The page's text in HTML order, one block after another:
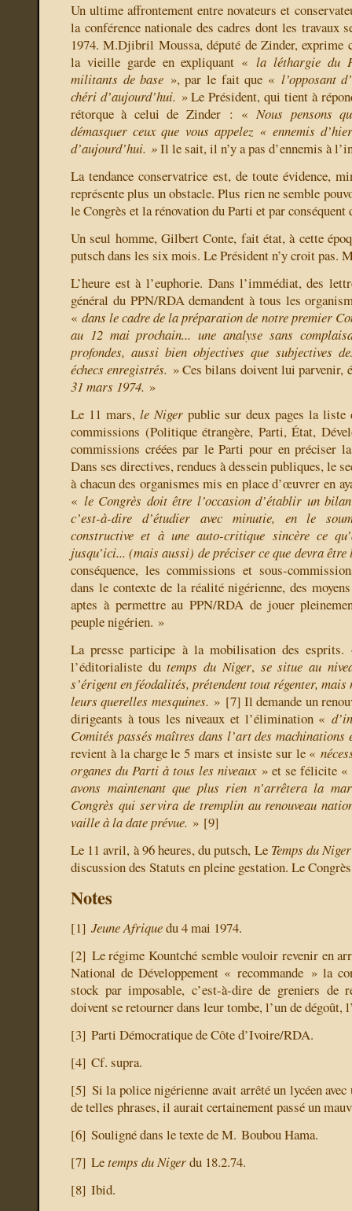
Un ultime affrontement entre novateurs et
la conférence nationale des cadres dont les travaux
1974. M.Djibril Moussa, député de Zinder, exprime
la vieille garde en expliquant « la léthargie du
militants de base », par le fait que « l’opposant
chéri d’aujourd’hui. » Le Président, qui tient à
rétorque à celui de Zinder : «Nous pensons
démasquer ceux que vous appelez « ennemis
d’aujourd’hui. »Il le sait, il n’y a pas d’ennemis à
La tendance conservatrice est, de toute évidence,
représente plus un obstacle. Plus rien ne semble
le Congrès et la rénovation du Parti et par conséquent
Un seul homme, Gilbert Conte, fait état, à cette
putsch dans les six mois. Le Président n’y croit pas.
L’heure est à l’euphorie. Dans l’immédiat, des
général du PPN/RDA demandent à tous les
«dans le cadre de la préparation de notre premier
au 12 mai prochain... une analyse sans
profondes, aussi bien objectives que subjectives
échecs enregistrés. » Ces bilans doivent lui
31 mars 1974. »
Le 11 mars, le Niger publie sur deux pages la liste
commissions (Politique étrangère, Parti, État,
commissions créées par le Parti pour en préciser
Dans ses directives, rendues à dessein publiques, le
à chacun des organismes mis en place d’œuvrer en
« le Congrès doit être l’occasion d’établir un
c’est-à-dire d’étudier avec minutie, en le
constructive et à une auto-critique sincère ce
jusqu’ici... (mais aussi) de préciser ce que devra
conséquence, les commissions et sous-
dans le contexte de la réalité nigérienne, des
aptes à permettre au PPN/RDA de jouer
peuple nigérien. »
La presse participe à la mobilisation des
l’éditorialiste dutemps du Niger, se situe au
s’érigent en féodalités, prétendent tout régenter, mais
leurs querelles mesquines. » [7] Il demande un
dirigeants à tous les niveaux et l’élimination «
Comités passés maîtres dans l’art des machinations
revient à la charge le 5 mars et insiste sur le «
organes du Parti à tous les niveaux» et se félicite «
avons maintenant que plus rien n’arrêtera la
Congrès qui servira de tremplin au renouveau
vaille à la date prévue. » [9]
Le 11 avril, à 96 heures, du putsch, Le Temps du Niger
discussion des Statuts en pleine gestation. Le
Notes
[1] Jeune Afriquedu 4 mai 1974.
[2] Le régime Kountché semble vouloir revenir en
National de Développement « recommande » la
stock par imposable, c’est-à-dire de greniers de
doivent se retourner dans leur tombe, l’un de dégoût,
[3] Parti Démocratique de Côte d’Ivoire/RDA.
[4] Cf. supra.
[5] Si la police nigérienne avait arrêté un lycéen
de telles phrases, il aurait certainement passé un
[6] Souligné dans le texte de M. Boubou Hama.
[7] Letemps du Nigerdu 18.2.74.
[8] Ibid.